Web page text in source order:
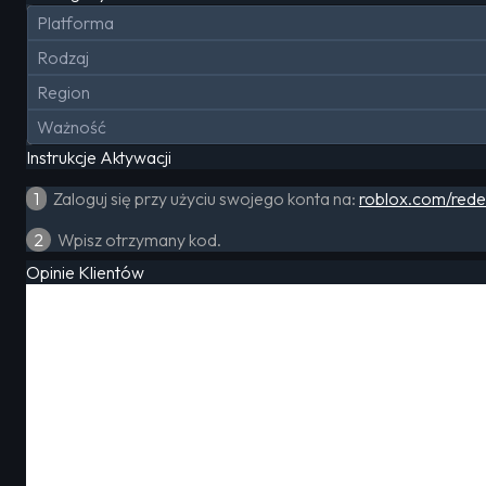
Platforma
Rodzaj
Region
Ważność
Instrukcje Aktywacji
1
Zaloguj się przy użyciu swojego konta na: roblox.com/
2
Wpisz otrzymany kod.
Opinie Klientów